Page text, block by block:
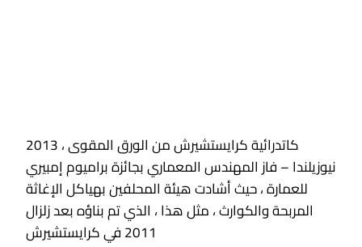
كاتدرائية كرايستشيرش من الورق المقوى ، 2013
نيوزيلندا – فاز المهندس المعماري بجائزة براميوم إمبيري
للعمارة ، حيث أشادت هيئة المحلفين بهياكل الإغاثة
المربحة والكوارث ، مثل هذا ، الذي تم بناؤه بعد زلزال
2011 في كرايستشيرش